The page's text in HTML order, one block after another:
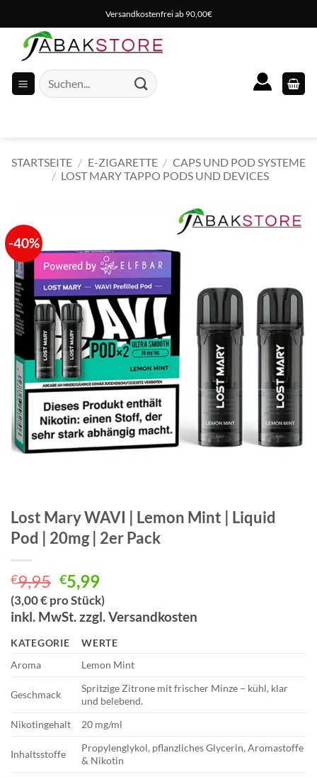
Inhalt
springen
Versandkostenfrei ab 90,00€
Suche
nach:
STARTSEITE / E-ZIGARETTE / CAPS UND POD SYSTEME
/ LOST MARY TAPPO PODS UND DEVICES
-40%
Lost Mary WAVI | Lemon Mint | Liquid
Pod | 20mg | 2er Pack
€9,95 Ursprünglicher
Preis
war:
€5,99Aktueller
Preis
ist:
(3,00 € pro Stück)
inkl. MwSt. zzgl. Versandkosten
KATEGORIE
WERTE
Aroma
Lemon Mint
Geschmack
Spritzige Zitrone mit frischer Minze – kühl, klar
und belebend.
Nikotingehalt
20 mg/ml
Inhaltsstoffe
Propylenglykol, pflanzliches Glycerin, Aromastoffe
& Nikotin